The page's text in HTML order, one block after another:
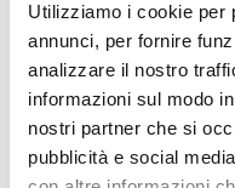
Utilizziamo i cookie per
annunci, per fornire
analizzare il nostro
informazioni sul modo
nostri partner che si
pubblicità e social